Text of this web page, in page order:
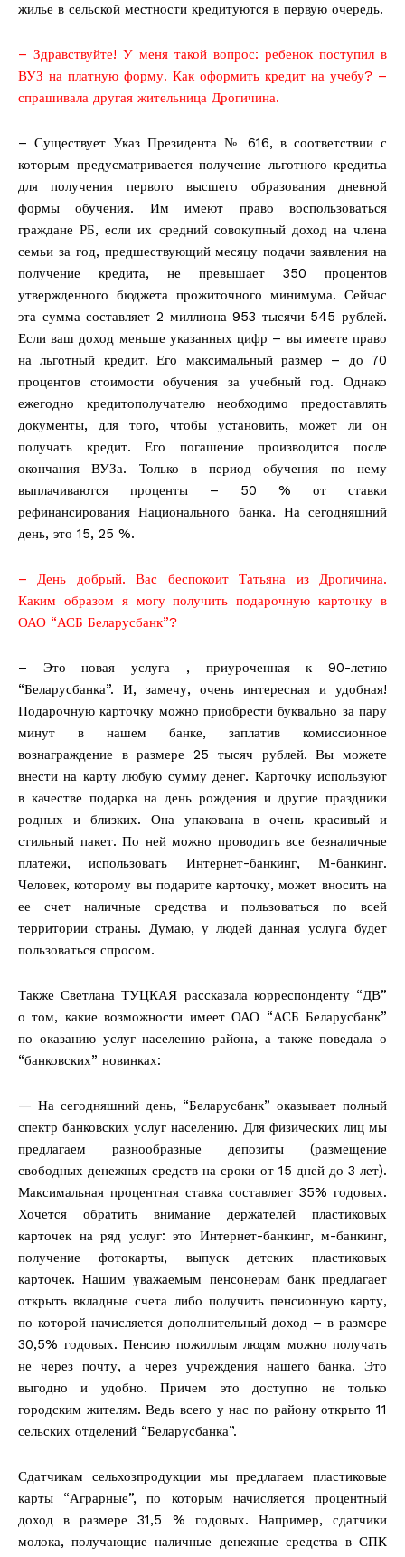
жилье в сельской местности кредитуются в первую очередь.
– Здравствуйте! У меня такой вопрос: ребенок поступил в
ВУЗ на платную форму. Как оформить кредит на учебу? –
спрашивала другая жительница Дрогичина.
– Существует Указ Президента № 616, в соответствии с
которым предусматривается получение льготного кредитьа
для получения первого высшего образования дневной
формы обучения. Им имеют право воспользоваться
граждане РБ, если их средний совокупный доход на члена
семьи за год, предшествующий месяцу подачи заявления на
получение кредита, не превышает 350 процентов
утвержденного бюджета прожиточного минимума. Сейчас
эта сумма составляет 2 миллиона 953 тысячи 545 рублей.
Если ваш доход меньше указанных цифр – вы имеете право
на льготный кредит. Его максимальный размер – до 70
процентов стоимости обучения за учебный год. Однако
ежегодно кредитополучателю необходимо предоставлять
документы, для того, чтобы установить, может ли он
получать кредит. Его погашение производится после
окончания ВУЗа. Только в период обучения по нему
выплачиваются проценты – 50 % от ставки
рефинансирования Национального банка. На сегодняшний
день, это 15, 25 %.
– День добрый. Вас беспокоит Татьяна из Дрогичина.
Каким образом я могу получить подарочную карточку в
ОАО “АСБ Беларусбанк”?
– Это новая услуга , приуроченная к 90-летию
“Беларусбанка”. И, замечу, очень интересная и удобная!
Подарочную карточку можно приобрести буквально за пару
минут в нашем банке, заплатив комиссионное
вознаграждение в размере 25 тысяч рублей. Вы можете
внести на карту любую сумму денег. Карточку используют
в качестве подарка на день рождения и другие праздники
родных и близких. Она упакована в очень красивый и
стильный пакет. По ней можно проводить все безналичные
платежи, использовать Интернет-банкинг, М-банкинг.
Человек, которому вы подарите карточку, может вносить на
ее счет наличные средства и пользоваться по всей
территории страны. Думаю, у людей данная услуга будет
пользоваться спросом.
Также Светлана ТУЦКАЯ рассказала корреспонденту “ДВ”
о том, какие возможности имеет ОАО “АСБ Беларусбанк”
по оказанию услуг населению района, а также поведала о
“банковских” новинках:
— На сегодняшний день, “Беларусбанк” оказывает полный
спектр банковских услуг населению. Для физических лиц мы
предлагаем разнообразные депозиты (размещение
свободных денежных средств на сроки от 15 дней до 3 лет).
Максимальная процентная ставка составляет 35% годовых.
Хочется обратить внимание держателей пластиковых
карточек на ряд услуг: это Интернет-банкинг, м-банкинг,
получение фотокарты, выпуск детских пластиковых
карточек. Нашим уважаемым пенсонерам банк предлагает
открыть вкладные счета либо получить пенсионную карту,
по которой начисляется дополнительный доход – в размере
30,5% годовых. Пенсию пожиллым людям можно получать
не через почту, а через учреждения нашего банка. Это
выгодно и удобно. Причем это доступно не только
городским жителям. Ведь всего у нас по району открыто 11
сельских отделений “Беларусбанка”.
Сдатчикам сельхозпродукции мы предлагаем пластиковые
карты “Аграрные”, по которым начисляется процентный
доход в размере 31,5 % годовых. Например, сдатчики
молока, получающие наличные денежные средства в СПК